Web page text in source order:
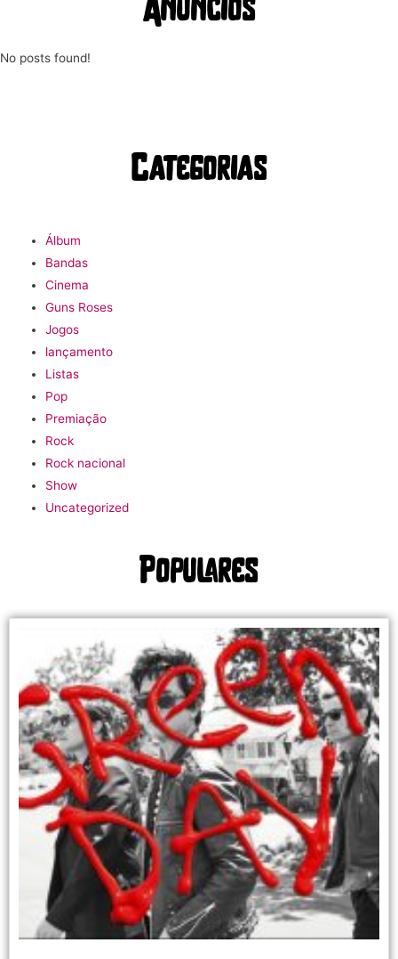
Anúncios
No posts found!
Categorias
Álbum
Bandas
Cinema
Guns Roses
Jogos
lançamento
Listas
Pop
Premiação
Rock
Rock nacional
Show
Uncategorized
Populares